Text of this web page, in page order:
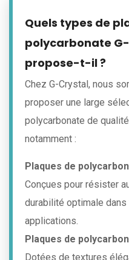
Quels types de
polycarbonate
propose-t-il ?
Chez G-Crystal, nous
proposer une large
polycarbonate de
notamment :
Plaques de
Conçues pour résister
durabilité optimale
applications.
Plaques de
Dotées de textures